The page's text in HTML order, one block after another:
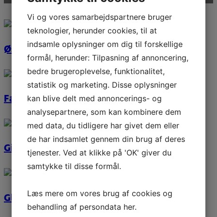
Østre Anlæg
Fællesstedet Gilleleje
Gildbroskolen 2
Glænøgaard
Vi og vores samarbejdspartnere bruger
teknologier, herunder cookies, til at
indsamle oplysninger om dig til forskellige
formål, herunder: Tilpasning af annoncering,
bedre brugeroplevelse, funktionalitet,
statistik og marketing. Disse oplysninger
kan blive delt med annoncerings- og
analysepartnere, som kan kombinere dem
med data, du tidligere har givet dem eller
de har indsamlet gennem din brug af deres
tjenester. Ved at klikke på 'OK' giver du
samtykke til disse formål.
Læs mere om vores brug af cookies og
behandling af persondata her.